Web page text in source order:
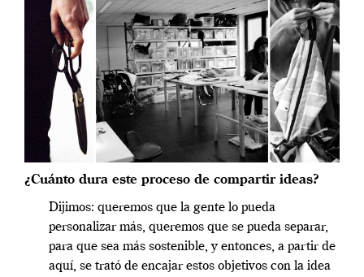
¿Cuánto dura este proceso de compartir ideas?
Dijimos: queremos que la gente lo pueda
personalizar más, queremos que se pueda separar,
para que sea más sostenible, y entonces, a partir de
aquí, se trató de encajar estos objetivos con la idea